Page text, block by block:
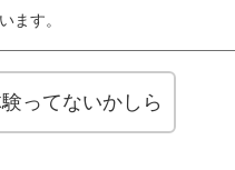
ます。
ってないかしら